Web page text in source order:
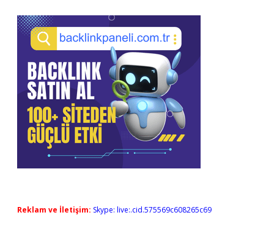
Reklam ve İletişim: Skype: live:.cid.575569c608265c69